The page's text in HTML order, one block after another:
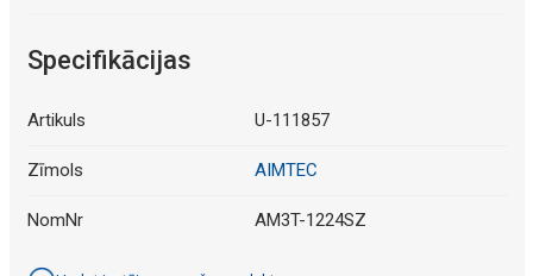
Specifikācijas
Artikuls U-111857
Zīmols AIMTEC
NomNr AM3T-1224SZ